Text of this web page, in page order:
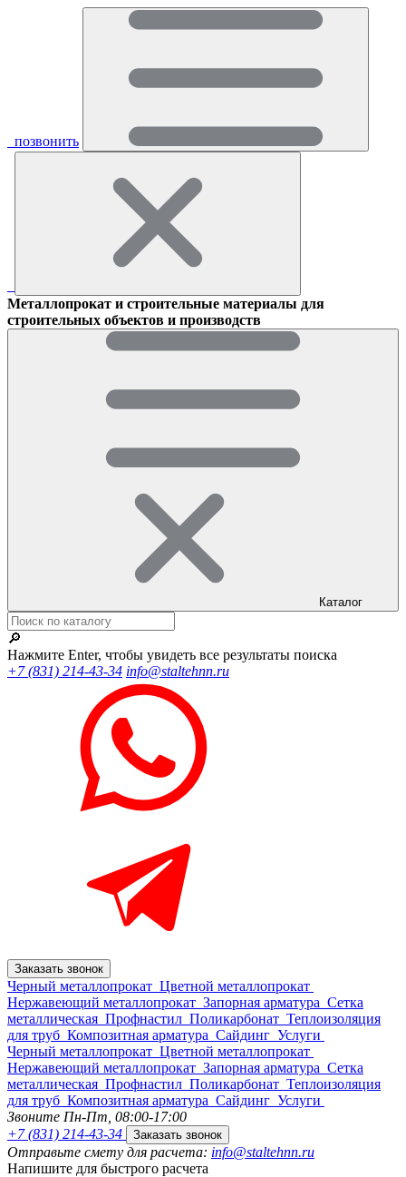
позвонить
Металлопрокат и строительные материалы для
строительных объектов и производств
Каталог
🔎
Нажмите Enter, чтобы увидеть все результаты поиска
+7 (831) 214-43-34 info@staltehnn.ru
Заказать звонок
Черный металлопрокат Цветной металлопрокат
Нержавеющий металлопрокат Запорная арматура Сетка
металлическая Профнастил Поликарбонат Теплоизоляция
для труб Композитная арматура Сайдинг Услуги
Черный металлопрокат Цветной металлопрокат
Нержавеющий металлопрокат Запорная арматура Сетка
металлическая Профнастил Поликарбонат Теплоизоляция
для труб Композитная арматура Сайдинг Услуги
Звоните Пн-Пт, 08:00-17:00
+7 (831) 214-43-34
Заказать звонок
Отправьте смету для расчета: info@staltehnn.ru
Напишите для быстрого расчета